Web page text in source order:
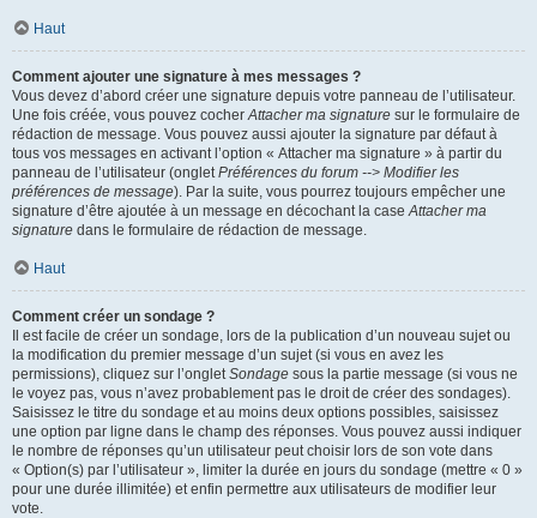
Haut
Comment ajouter une signature à mes messages ?
Vous devez d’abord créer une signature depuis votre panneau de l’utilisateur.
Une fois créée, vous pouvez cocherAttacher ma signature sur le formulaire de
rédaction de message. Vous pouvez aussi ajouter la signature par défaut à
tous vos messages en activant l’option « Attacher ma signature » à partir du
panneau de l’utilisateur (ongletPréférences du forum --> Modifier les
préférences de message). Par la suite, vous pourrez toujours empêcher une
signature d’être ajoutée à un message en décochant la caseAttacher ma
signature dans le formulaire de rédaction de message.
Haut
Comment créer un sondage ?
Il est facile de créer un sondage, lors de la publication d’un nouveau sujet ou
la modification du premier message d’un sujet (si vous en avez les
permissions), cliquez sur l’ongletSondage sous la partie message (si vous ne
le voyez pas, vous n’avez probablement pas le droit de créer des sondages).
Saisissez le titre du sondage et au moins deux options possibles, saisissez
une option par ligne dans le champ des réponses. Vous pouvez aussi indiquer
le nombre de réponses qu’un utilisateur peut choisir lors de son vote dans
« Option(s) par l’utilisateur », limiter la durée en jours du sondage (mettre « 0 »
pour une durée illimitée) et enfin permettre aux utilisateurs de modifier leur
vote.